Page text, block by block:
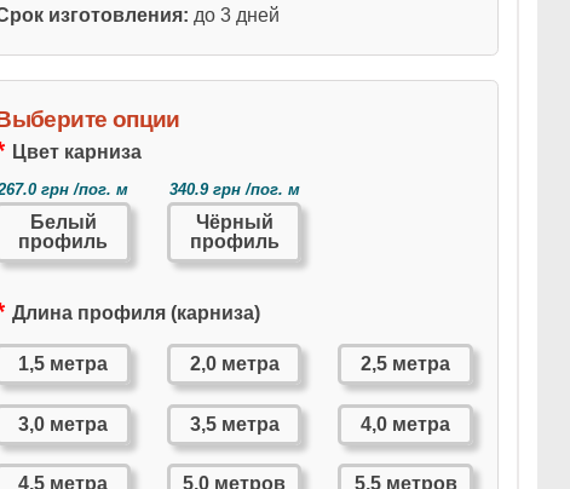
изготовления: до 3 дней
опции
Цвет карниза
грн /пог. м
Белый
профиль
340.9 грн /пог. м
Чёрный
профиль
Длина профиля (карниза)
1,5 метра 2,0 метра 2,5 метра
3,0 метра 3,5 метра 4,0 метра
4,5 метра 5,0 метров 5,5 метров